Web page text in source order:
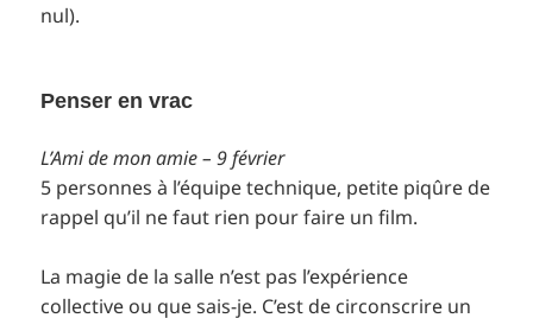
nul).
Penser en vrac
L’Ami de mon amie – 9 février
5 personnes à l’équipe technique, petite piqûre de
rappel qu’il ne faut rien pour faire un film.
La magie de la salle n’est pas l’expérience
collective ou que sais-je. C’est de circonscrire un